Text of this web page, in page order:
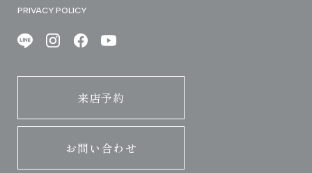
PRIVACY POLICY
来店予約
お問い合わせ